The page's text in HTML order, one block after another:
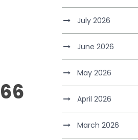
July 2026
June 2026
May 2026
April 2026
March 2026